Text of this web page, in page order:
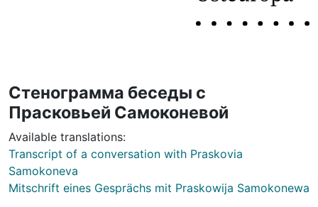
Стенограмма беседы с
Прасковьей Самоконевой
Available translations:
Transcript of a conversation with Praskovia
Samokoneva
Mitschrift eines Gesprächs mit Praskowija Samokonewa